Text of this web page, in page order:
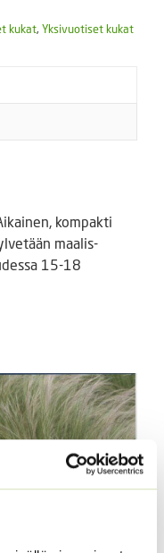
kukat, Yksivuotiset kukat
kompakti
maalis-
15-18